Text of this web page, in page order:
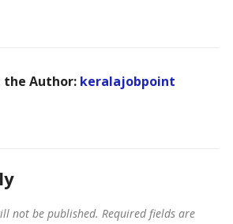
the Author: keralajobpoint
not be published. Required fields are